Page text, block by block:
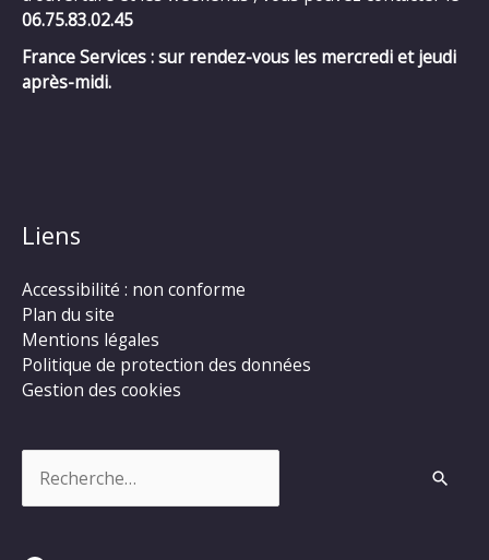
06.75.83.02.45
France Services : sur rendez-vous les mercredi et jeudi
après-midi.
Liens
Accessibilité : non conforme
Plan du site
Mentions légales
Politique de protection des données
Gestion des cookies